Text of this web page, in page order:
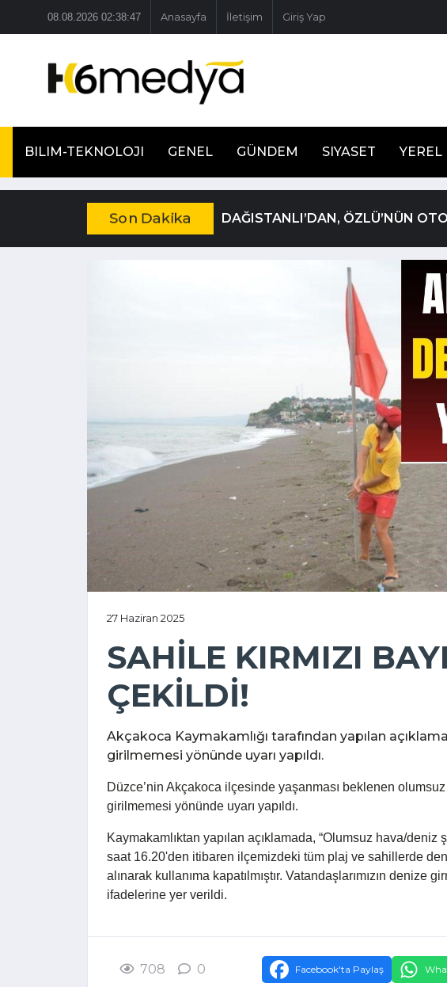
08.08.2026 02:38:48 Anasayfa İletişim Giriş Yap
BILIM-TEKNOLOJI GENEL GÜNDEM SIYASET YEREL
Son Dakika DAĞISTANLI’DAN, ÖZLÜ’NÜN
27 Haziran 2025
SAHİLE KIRMIZI
ÇEKİLDİ!
Akçakoca Kaymakamlığı tarafından yapılan
girilmemesi yönünde uyarı yapıldı.
Düzce’nin Akçakoca ilçesinde yaşanması beklenen
girilmemesi yönünde uyarı yapıldı.
Kaymakamlıktan yapılan açıklamada, “Olumsuz hava/
saat 16.20'den itibaren ilçemizdeki tüm plaj ve sahillerde
alınarak kullanıma kapatılmıştır. Vatandaşlarımızın denize
ifadelerine yer verildi.
708 0 Facebook'ta Paylaş